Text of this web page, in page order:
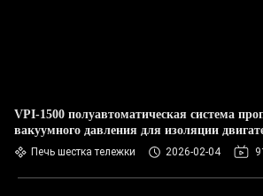
VPI-1500 полуавтоматическая система
вакуумного давления для изоляции
трансформаторов
Печь шестка тележки 2026-02-04